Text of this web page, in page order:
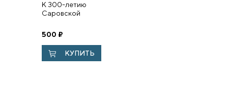
К 300-летию
Саровской
сие тебе будет
во спасение…».
Каталог
500 ₽
КУПИТЬ